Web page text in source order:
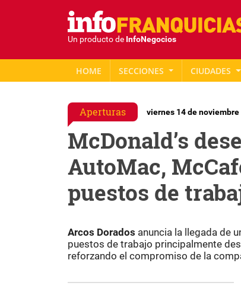
Un producto de InfoNegocios
HOME SECCIONES CIUDADES
Aperturas viernes 14 de noviembre
McDonald’s
AutoMac,
puestos de
Arcos Dorados anuncia la llegada de
puestos de trabajo principalmente
reforzando el compromiso de la